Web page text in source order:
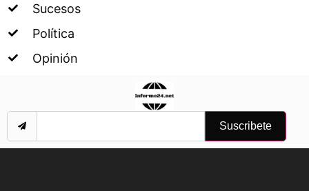
Sucesos
Política
Opinión
Suscribete